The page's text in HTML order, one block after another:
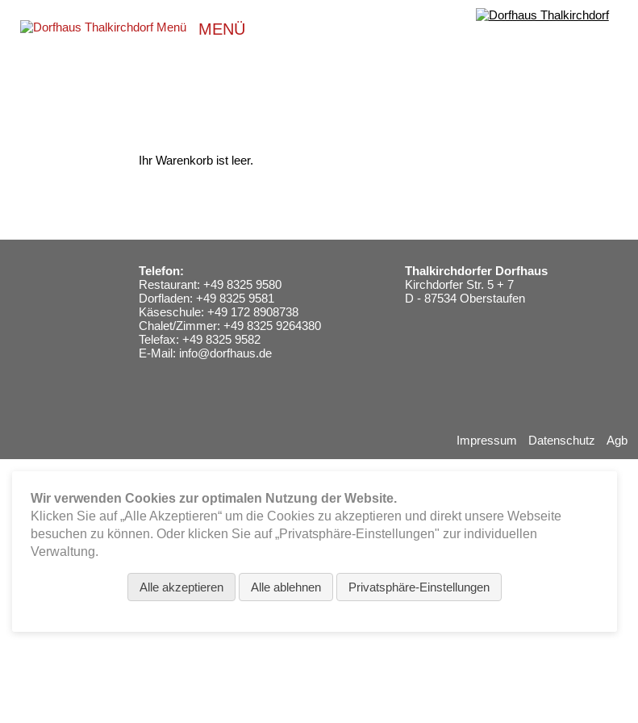
MENÜ
Ihr Warenkorb ist leer.
Telefon:
Restaurant: +49 8325 9580
Dorfladen: +49 8325 9581
Käseschule: +49 172 8908738
Chalet/Zimmer: +49 8325 9264380
Telefax: +49 8325 9582
E-Mail: info@dorfhaus.de
Thalkirchdorfer Dorfhaus
Kirchdorfer Str. 5 + 7
D - 87534 Oberstaufen
Impressum Datenschutz Agb
Wir verwenden Cookies zur optimalen Nutzung der Website.
Klicken Sie auf „Alle Akzeptieren“ um die Cookies zu akzeptieren und direkt unsere Webseite
besuchen zu können. Oder klicken Sie auf „Privatsphäre-Einstellungen" zur individuellen
Verwaltung.
Alle akzeptieren Alle ablehnen Privatsphäre-Einstellungen